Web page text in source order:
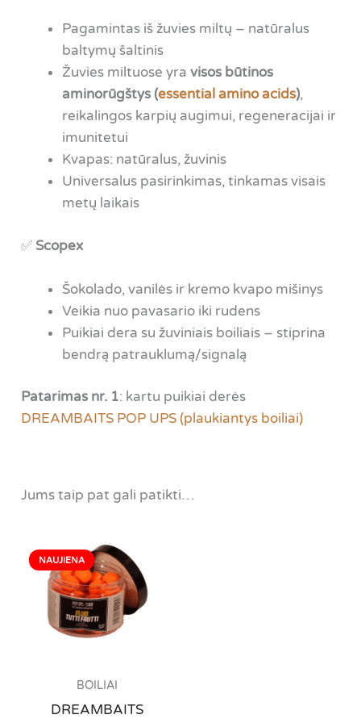
Pagamintas iš žuvies miltų – natūralus
baltymų šaltinis
Žuvies miltuose yravisos būtinos
aminorūgštys (essential amino acids),
reikalingos karpių augimui, regeneracijai ir
imunitetui
Kvapas: natūralus, žuvinis
Universalus pasirinkimas, tinkamas visais
metų laikais
✅ Scopex
Šokolado, vanilės ir kremo kvapo mišinys
Veikia nuo pavasario iki rudens
Puikiai dera su žuviniais boiliais – stiprina
bendrą patrauklumą/signalą
Patarimas nr. 1: kartu puikiai derės
DREAMBAITS POP UPS (plaukiantys boiliai)
Jums taip pat gali patikti…
BOILIAI
DREAMBAITS